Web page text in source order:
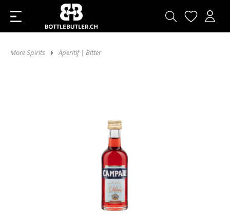
More Spirits Aperitif | Bitter